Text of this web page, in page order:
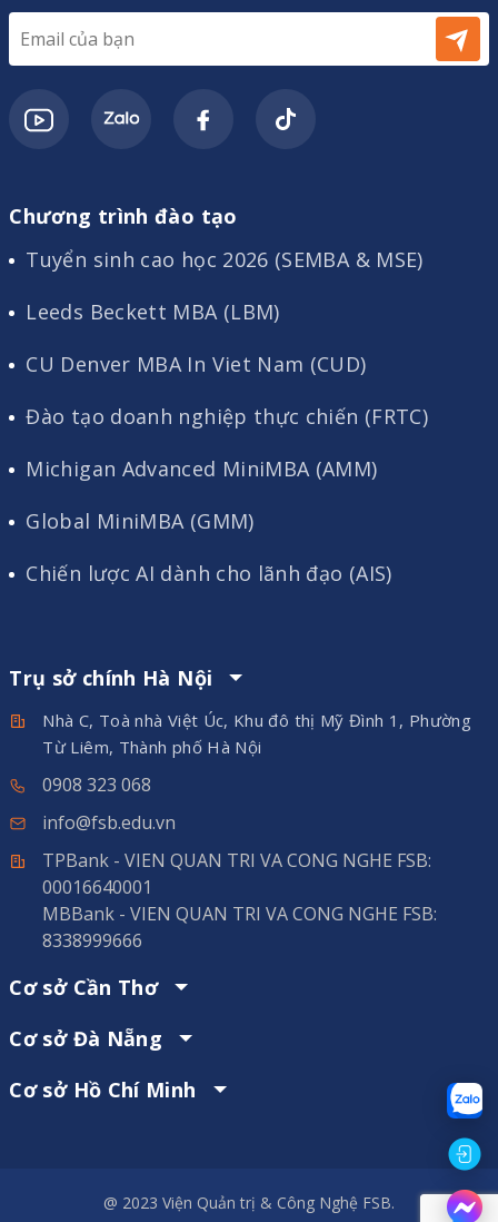
Chương trình đào tạo
Tuyển sinh cao học 2026 (SEMBA & MSE)
Leeds Beckett MBA (LBM)
CU Denver MBA In Viet Nam (CUD)
Đào tạo doanh nghiệp thực chiến (FRTC)
Michigan Advanced MiniMBA (AMM)
Global MiniMBA (GMM)
Chiến lược AI dành cho lãnh đạo (AIS)
Trụ sở chính Hà Nội
Nhà C, Toà nhà Việt Úc, Khu đô thị Mỹ Đình 1, Phường
Từ Liêm, Thành phố Hà Nội
0908 323 068
info@fsb.edu.vn
TPBank - VIEN QUAN TRI VA CONG NGHE FSB:
00016640001
MBBank - VIEN QUAN TRI VA CONG NGHE FSB:
8338999666
Cơ sở Cần Thơ
Cơ sở Đà Nẵng
Cơ sở Hồ Chí Minh
@ 2023 Viện Quản trị & Công Nghệ FSB.